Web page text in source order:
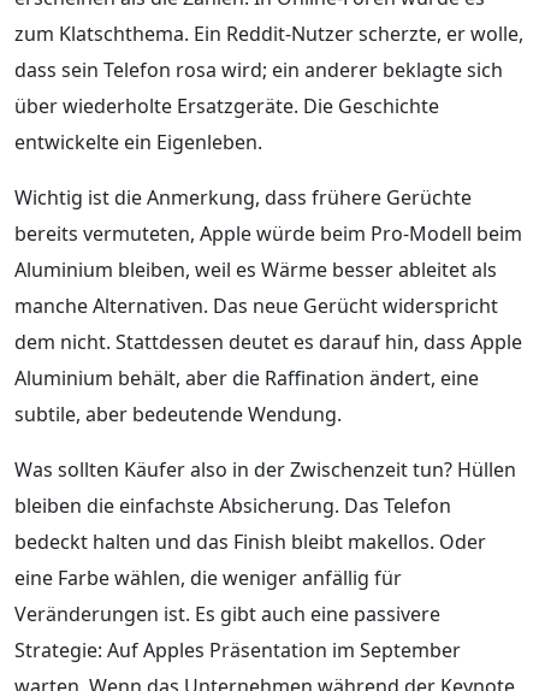
zum Klatschthema. Ein Reddit-Nutzer scherzte, er wolle,
dass sein Telefon rosa wird; ein anderer beklagte sich
über wiederholte Ersatzgeräte. Die Geschichte
entwickelte ein Eigenleben.
Wichtig ist die Anmerkung, dass frühere Gerüchte
bereits vermuteten, Apple würde beim Pro-Modell beim
Aluminium bleiben, weil es Wärme besser ableitet als
manche Alternativen. Das neue Gerücht widerspricht
dem nicht. Stattdessen deutet es darauf hin, dass Apple
Aluminium behält, aber die Raffination ändert, eine
subtile, aber bedeutende Wendung.
Was sollten Käufer also in der Zwischenzeit tun? Hüllen
bleiben die einfachste Absicherung. Das Telefon
bedeckt halten und das Finish bleibt makellos. Oder
eine Farbe wählen, die weniger anfällig für
Veränderungen ist. Es gibt auch eine passivere
Strategie: Auf Apples Präsentation im September
warten. Wenn das Unternehmen während der Keynote